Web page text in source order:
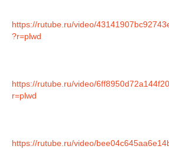
https://rutube.ru/video/
?r=plwd
https://rutube.ru/video/
r=plwd
https://rutube.ru/video/